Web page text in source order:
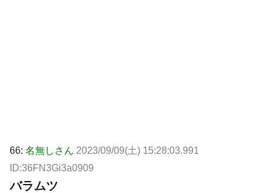
66: 名無しさん 2023/09/09(土) 15:28:03.991
ID:36FN3Gi3a0909
バラムツ